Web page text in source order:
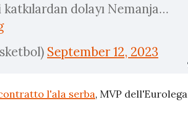
dolayı Nemanja…
September 12, 2023
l'ala serba, MVP dell'Eurolega